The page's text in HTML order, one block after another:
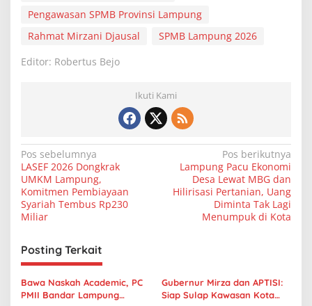
Pengawasan SPMB Provinsi Lampung
Rahmat Mirzani Djausal
SPMB Lampung 2026
Editor: Robertus Bejo
Ikuti Kami
N
a
v
i
a
s
i
Pos sebelumnya
LASEF 2026 Dongkrak
UMKM Lampung,
Komitmen Pembiayaan
Syariah Tembus Rp230
Miliar
Pos berikutnya
Lampung Pacu Ekonomi
Desa Lewat MBG dan
Hilirisasi Pertanian, Uang
Diminta Tak Lagi
Menumpuk di Kota
Posting Terkait
Bawa Naskah Academic, PC
PMII Bandar Lampung
Gubernur Mirza dan APTISI:
Siap Sulap Kawasan Kota